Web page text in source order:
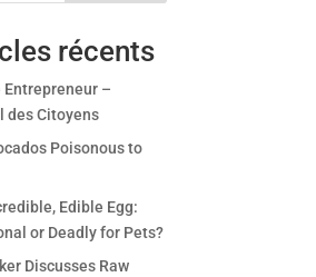
récents
Entrepreneur –
des Citoyens
Poisonous to
Edible Egg:
or Deadly for Pets?
Discusses Raw